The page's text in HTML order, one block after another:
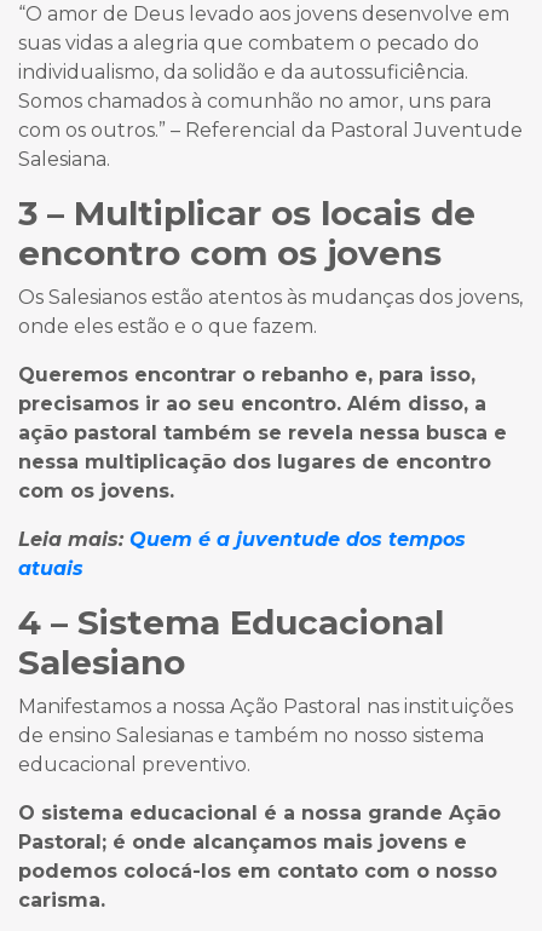
“O amor de Deus levado aos jovens desenvolve em
suas vidas a alegria que combatem o pecado do
individualismo, da solidão e da autossuficiência.
Somos chamados à comunhão no amor, uns para
com os outros.” – Referencial da Pastoral Juventude
Salesiana.
3 – Multiplicar os locais de
encontro com os jovens
Os Salesianos estão atentos às mudanças dos jovens,
onde eles estão e o que fazem.
Queremos encontrar o rebanho e, para isso,
precisamos ir ao seu encontro. Além disso, a
ação pastoral também se revela nessa busca e
nessa multiplicação dos lugares de encontro
com os jovens.
Leia mais:Quem é a juventude dos tempos
atuais
4 – Sistema Educacional
Salesiano
Manifestamos a nossa Ação Pastoral nas instituições
de ensino Salesianas e também no nosso sistema
educacional preventivo.
O sistema educacional é a nossa grande Ação
Pastoral; é onde alcançamos mais jovens e
podemos colocá-los em contato com o nosso
carisma.